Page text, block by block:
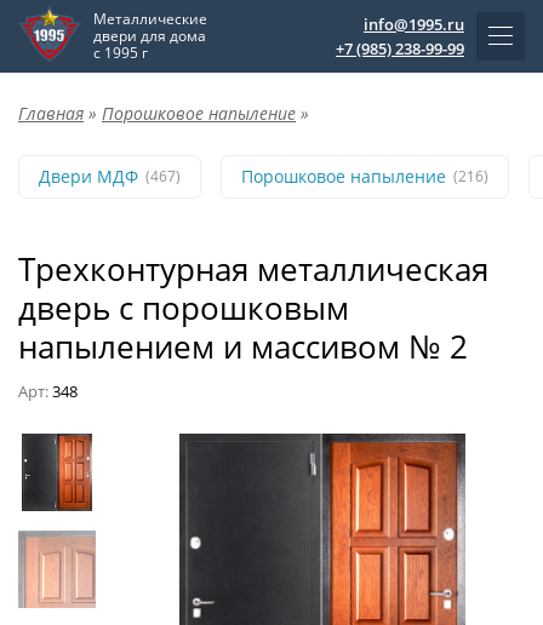
Металлические
двери для дома
с 1995 г
info@1995.ru
+7 (985) 238-99-99
Главная » Порошковое напыление »
Двери МДФ (467) Порошковое напыление (216)
Трехконтурная металлическая
дверь с порошковым
напылением и массивом № 2
Арт:348